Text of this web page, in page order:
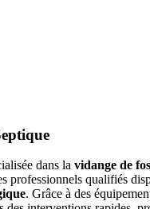
dans la vidange de
professionnels qualifiés
. Grâce à des